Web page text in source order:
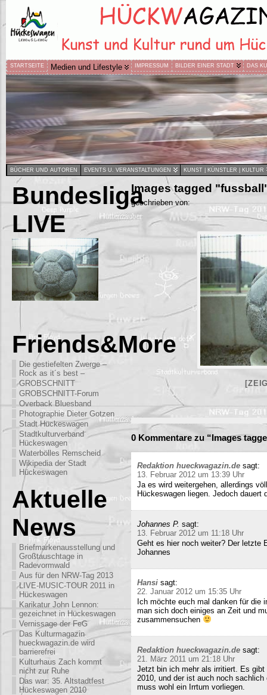
STARTSEITE Medien und Lifestyle IMPRESSUM BILDER EINER STADT DAS
BÜCHER UND AUTOREN EVENTS U. VERANSTALTUNGEN KUNST | KÜNSTLER | KULTUR
Bundesliga
LIVE
Friends&More
Die gestiefelten Zwerge –
Rock as it´s best –
GROBSCHNITT
GROBSCHNITT-Forum
Overback Bluesband
Photographie Dieter Gotzen
Stadt Hückeswagen
Stadtkulturverband
Hückeswagen
Waterbölles Remscheid
Wikipedia der Stadt
Hückeswagen
Aktuelle
News
Briefmarkenausstellung und
Großtauschtage in
Radevormwald
Aus für den NRW-Tag 2013
LIVE-MUSIC-TOUR 2011 in
Hückeswagen
Karikatur John Lennon:
gezeichnet in Hückeswagen
Vernissage der FeG
Das Kulturmagazin
hueckwagazin.de wird
barrierefrei
Kulturhaus Zach kommt
nicht zur Ruhe
Das war: 35. Altstadtfest
Hückeswagen 2010
Images tagged
geschrieben von:
0 Kommentare zu “Images
Redaktion hueckwagazin.de sagt:
13. Februar 2012 um 13:39 Uhr
Ja es wird weitergehen, allerdings
Hückeswagen liegen. Jedoch
Johannes P. sagt:
13. Februar 2012 um 11:18 Uhr
Geht es hier noch weiter? Der letzte
Johannes
Hansi sagt:
22. Januar 2012 um 15:35 Uhr
Ich möchte euch mal danken für die
man sich doch einiges an Zeit und
zusammensuchen
Redaktion hueckwagazin.de sagt:
21. März 2011 um 21:18 Uhr
Jetzt bin ich mehr als irritiert. Es gibt
2010, und der ist auch noch
muss wohl ein Irrtum vorliegen.